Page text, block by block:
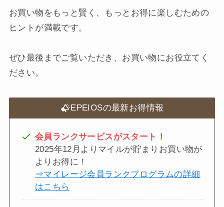
お買い物をもっと賢く、もっとお得に楽しむための
ヒントが満載です。
ぜひ最後までご覧いただき、お買い物にお役立てく
ださい。
EPEIOSの最新お得情報
会員ランクサービスがスタート！
2025年12月よりマイルが貯まりお買い物が
よりお得に！
⇒マイレージ会員ランクプログラムの詳細
はこちら